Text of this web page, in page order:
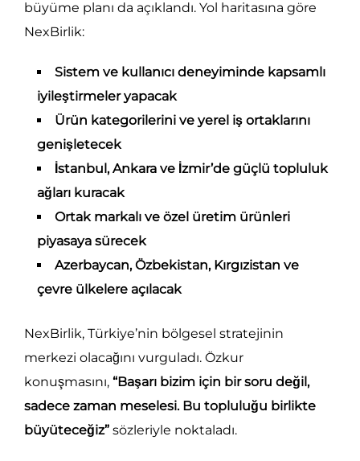
büyüme planı da açıklandı. Yol haritasına göre
NexBirlik:
Sistem ve kullanıcı deneyiminde kapsamlı
iyileştirmeler yapacak
Ürün kategorilerini ve yerel iş ortaklarını
genişletecek
İstanbul, Ankara ve İzmir’de güçlü topluluk
ağları kuracak
Ortak markalı ve özel üretim ürünleri
piyasaya sürecek
Azerbaycan, Özbekistan, Kırgızistan ve
çevre ülkelere açılacak
NexBirlik, Türkiye’nin bölgesel stratejinin
merkezi olacağını vurguladı. Özkur
konuşmasını, “Başarı bizim için bir soru değil,
sadece zaman meselesi. Bu topluluğu birlikte
büyüteceğiz” sözleriyle noktaladı.